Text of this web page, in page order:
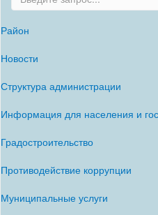
Район
Новости
Структура администрации
Информация для населения и
Градостроительство
Противодействие коррупции
Муниципальные услуги